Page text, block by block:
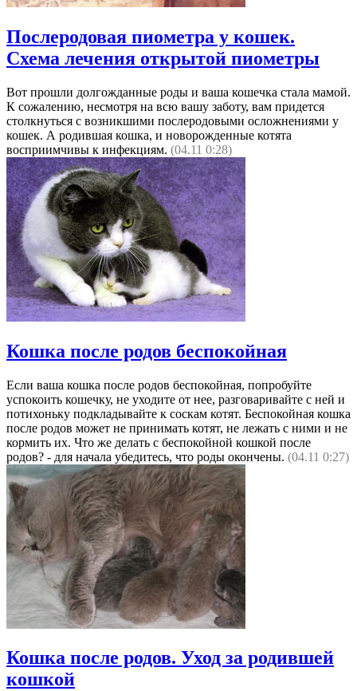
Послеродовая пиометра у кошек.
Схема лечения открытой пиометры
Вот прошли долгожданные роды и ваша кошечка стала мамой.
К сожалению, несмотря на всю вашу заботу, вам придется
столкнуться с возникшими послеродовыми осложнениями у
кошек. А родившая кошка, и новорожденные котята
восприимчивы к инфекциям. (04.11 0:28)
Кошка после родов беспокойная
Если ваша кошка после родов беспокойная, попробуйте
успокоить кошечку, не уходите от нее, разговаривайте с ней и
потихоньку подкладывайте к соскам котят. Беспокойная кошка
после родов может не принимать котят, не лежать с ними и не
кормить их. Что же делать с беспокойной кошкой после
родов? - для начала убедитесь, что роды окончены. (04.11 0:27)
Кошка после родов. Уход за родившей
кошкой